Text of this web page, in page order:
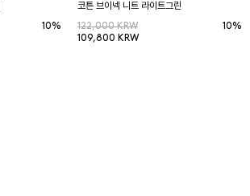
10%
코튼 브이넥 니트 라이트그린
122,000 KRW
109,800 KRW
10%